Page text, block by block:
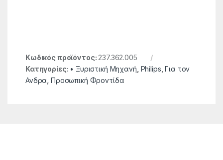
Κωδικός προϊόντος: 237.362.005
Κατηγορίες: • Ξυριστική Μηχανή Philips ,Για τον
Ανδρα ,Προσωπική Φροντίδα